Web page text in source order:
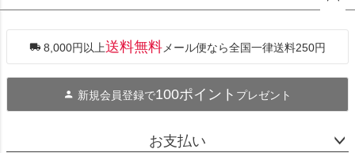
ジト
へ
8,000円以上送料無料 メール便なら全国一律送料250円
新規会員登録で100ポイント プレゼント
お支払い